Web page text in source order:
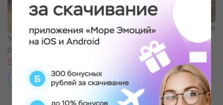
Ужин в ресторане 0.75
please
3 000 ₽
ПОДРОБНЕЕ
Романтическое свидание
в антикинотеатре
3 990 ₽
ПОДРОБНЕЕ